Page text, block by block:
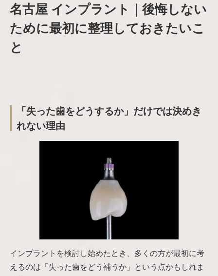
名古屋 インプラント｜後悔しない
ために最初に整理しておきたいこ
と
「失った歯をどうするか」だけでは決めき
れない理由
インプラントを検討し始めたとき、多くの方が最初に考
えるのは「失った歯をどう補うか」という点かもしれま